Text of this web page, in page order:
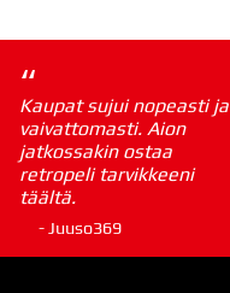
“
Kaupat sujui nopeasti ja
vaivattomasti. Aion
jatkossakin ostaa
retropeli tarvikkeeni
täältä.
- Juuso369